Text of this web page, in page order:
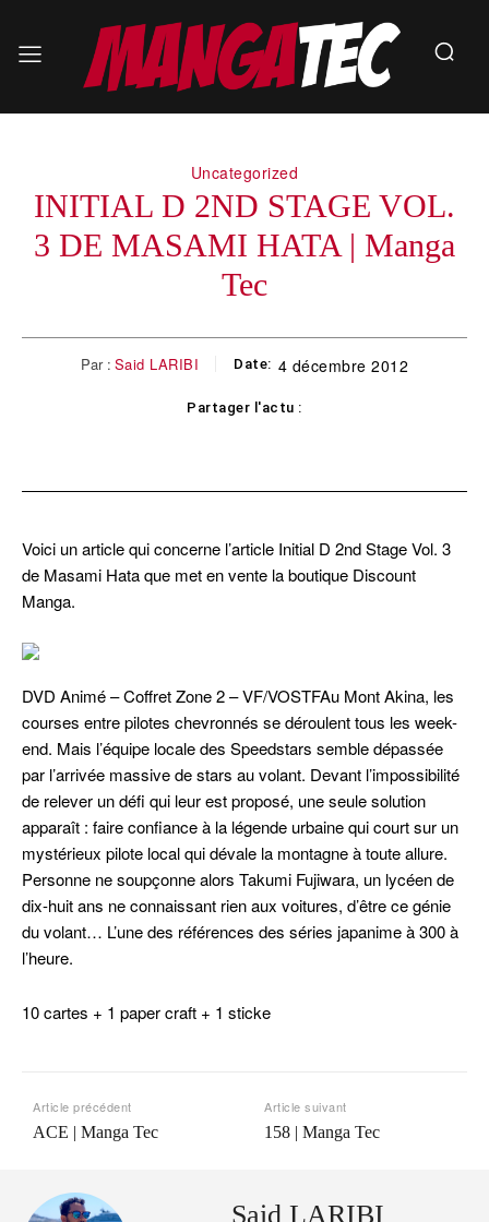
Uncategorized
INITIAL D 2ND STAGE VOL.
3 DE MASAMI HATA | Manga
Tec
Par : Said LARIBI Date: 4 décembre 2012
Partager l'actu :
Voici un article qui concerne l’article Initial D 2nd Stage Vol. 3
de Masami Hata que met en vente la boutique Discount
Manga.
DVD Animé – Coffret Zone 2 – VF/VOSTFAu Mont Akina, les
courses entre pilotes chevronnés se déroulent tous les week-
end. Mais l’équipe locale des Speedstars semble dépassée
par l’arrivée massive de stars au volant. Devant l’impossibilité
de relever un défi qui leur est proposé, une seule solution
apparaît : faire confiance à la légende urbaine qui court sur un
mystérieux pilote local qui dévale la montagne à toute allure.
Personne ne soupçonne alors Takumi Fujiwara, un lycéen de
dix-huit ans ne connaissant rien aux voitures, d’être ce génie
du volant… L’une des références des séries japanime à 300 à
l’heure.
10 cartes + 1 paper craft + 1 sticke
Article précédent
ACE | Manga Tec
Article suivant
158 | Manga Tec
Said LARIBI